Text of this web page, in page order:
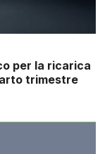
per la ricarica
trimestre